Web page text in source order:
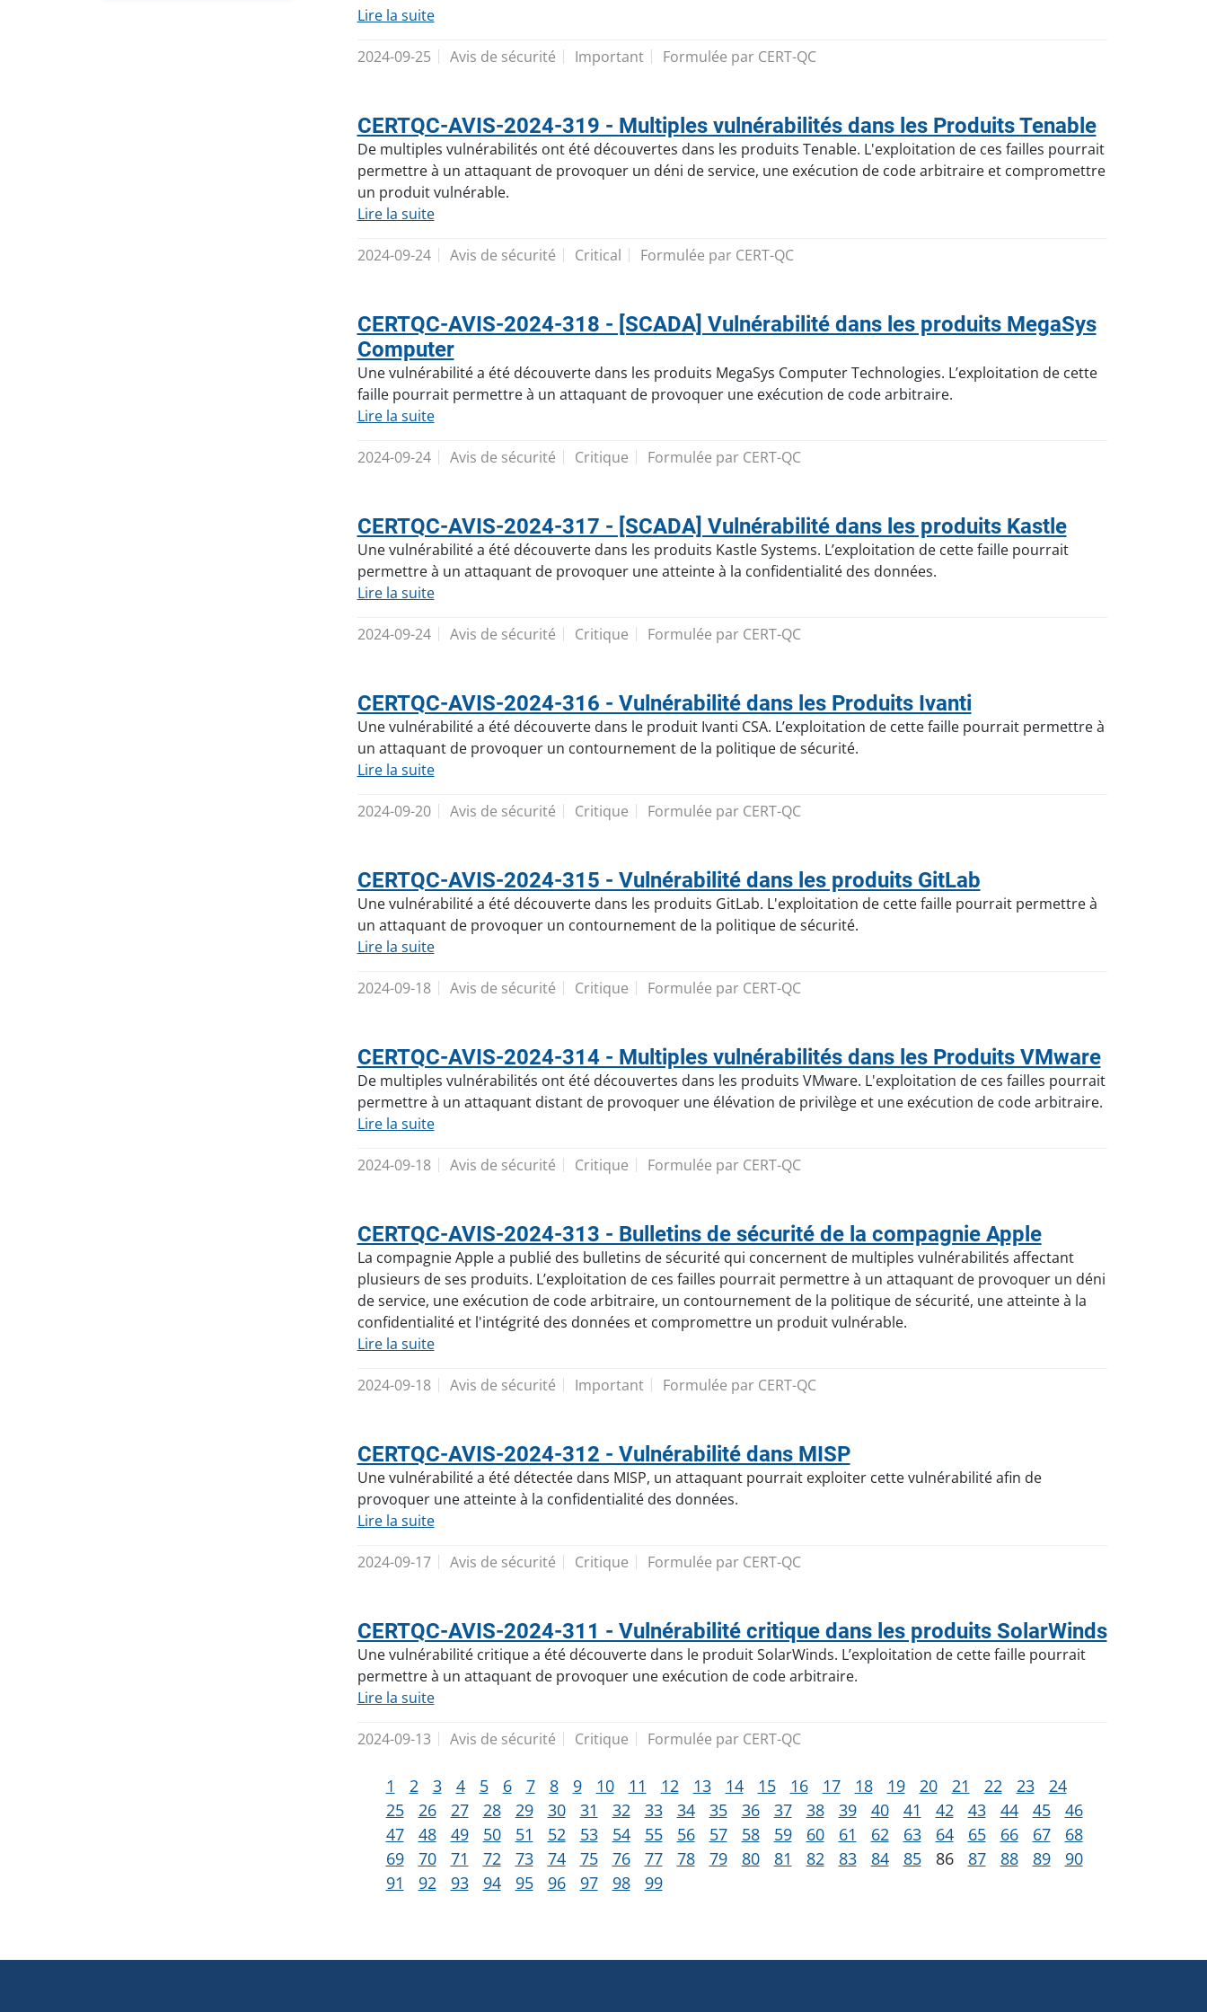
Lire la suite
2024-09-25 Avis de sécurité Important Formulée par CERT-QC
CERTQC-AVIS-2024-319 - Multiples vulnérabilités dans les Produits Tenable
De multiples vulnérabilités ont été découvertes dans les produits Tenable. L'exploitation de ces failles pourrait
permettre à un attaquant de provoquer un déni de service, une exécution de code arbitraire et compromettre
un produit vulnérable.
Lire la suite
2024-09-24 Avis de sécurité Critical Formulée par CERT-QC
CERTQC-AVIS-2024-318 - [SCADA] Vulnérabilité dans les produits MegaSys
Computer
Une vulnérabilité a été découverte dans les produits MegaSys Computer Technologies. L’exploitation de cette
faille pourrait permettre à un attaquant de provoquer une exécution de code arbitraire.
Lire la suite
2024-09-24 Avis de sécurité Critique Formulée par CERT-QC
CERTQC-AVIS-2024-317 - [SCADA] Vulnérabilité dans les produits Kastle
Une vulnérabilité a été découverte dans les produits Kastle Systems. L’exploitation de cette faille pourrait
permettre à un attaquant de provoquer une atteinte à la confidentialité des données.
Lire la suite
2024-09-24 Avis de sécurité Critique Formulée par CERT-QC
CERTQC-AVIS-2024-316 - Vulnérabilité dans les Produits Ivanti
Une vulnérabilité a été découverte dans le produit Ivanti CSA. L’exploitation de cette faille pourrait permettre à
un attaquant de provoquer un contournement de la politique de sécurité.
Lire la suite
2024-09-20 Avis de sécurité Critique Formulée par CERT-QC
CERTQC-AVIS-2024-315 - Vulnérabilité dans les produits GitLab
Une vulnérabilité a été découverte dans les produits GitLab. L'exploitation de cette faille pourrait permettre à
un attaquant de provoquer un contournement de la politique de sécurité.
Lire la suite
2024-09-18 Avis de sécurité Critique Formulée par CERT-QC
CERTQC-AVIS-2024-314 - Multiples vulnérabilités dans les Produits VMware
De multiples vulnérabilités ont été découvertes dans les produits VMware. L'exploitation de ces failles pourrait
permettre à un attaquant distant de provoquer une élévation de privilège et une exécution de code arbitraire.
Lire la suite
2024-09-18 Avis de sécurité Critique Formulée par CERT-QC
CERTQC-AVIS-2024-313 - Bulletins de sécurité de la compagnie Apple
La compagnie Apple a publié des bulletins de sécurité qui concernent de multiples vulnérabilités affectant
plusieurs de ses produits. L’exploitation de ces failles pourrait permettre à un attaquant de provoquer un déni
de service, une exécution de code arbitraire, un contournement de la politique de sécurité, une atteinte à la
confidentialité et l'intégrité des données et compromettre un produit vulnérable.
Lire la suite
2024-09-18 Avis de sécurité Important Formulée par CERT-QC
CERTQC-AVIS-2024-312 - Vulnérabilité dans MISP
Une vulnérabilité a été détectée dans MISP, un attaquant pourrait exploiter cette vulnérabilité afin de
provoquer une atteinte à la confidentialité des données.
Lire la suite
2024-09-17 Avis de sécurité Critique Formulée par CERT-QC
CERTQC-AVIS-2024-311 - Vulnérabilité critique dans les produits SolarWinds
Une vulnérabilité critique a été découverte dans le produit SolarWinds. L’exploitation de cette faille pourrait
permettre à un attaquant de provoquer une exécution de code arbitraire.
Lire la suite
2024-09-13 Avis de sécurité Critique Formulée par CERT-QC
1 2 3 4 5 6 7 8 9 10 11 12 13 14 15 16 17 18 19 20 21 22 23
24
25
26 27 28 29 30 31 32 33 34 35 36 37 38 39 40 41 42 43 44 45
46
47
48 49 50 51 52 53 54 55 56 57 58 59 60 61 62 63 64 65 66 67
68
69
70 71 72 73 74 75 76 77 78 79 80 81 82 83 84 85 86 87 88 89
90
91
92 93 94 95 96 97 98 99